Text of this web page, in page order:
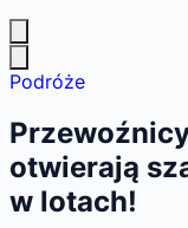
Podróże
otwierają
w lotach!